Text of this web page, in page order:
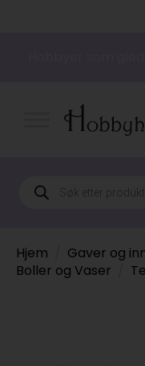
Products
search
Hjem Gaver og
Boller og Vaser